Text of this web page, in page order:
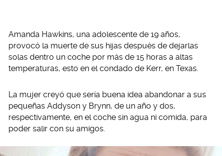
Amanda Hawkins, una adolescente de 19 años,
provocó la muerte de sus hijas después de dejarlas
solas dentro un coche por más de 15 horas a altas
temperaturas, esto en el condado de Kerr, en Texas.
La mujer creyó que sería buena idea abandonar a sus
pequeñas Addyson y Brynn, de un año y dos,
respectivamente, en el coche sin agua ni comida, para
poder salir con su amigos.